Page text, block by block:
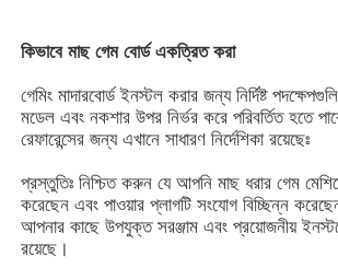
আমাদের সম্পর্কে
কারখানা ভ্রমণ
মান নিয়ন্ত্রণ
কিভাবে মাছ গেম বোর্ড একত্রিত করা
গেমিং মাদারবোর্ড ইনস্টল করার জন্য নির্দিষ্ট
মডেল এবং নকশার উপর নির্ভর করে পরিবর্তিত হতে
রেফারেন্সের জন্য এখানে সাধারণ নির্দেশিকা রয়েছেঃ
প্রস্তুতিঃ নিশ্চিত করুন যে আপনি মাছ ধরার গেম
করেছেন এবং পাওয়ার প্লাগটি সংযোগ বিচ্ছিন্ন
আপনার কাছে উপযুক্ত সরঞ্জাম এবং প্রয়োজনীয়
রয়েছে।